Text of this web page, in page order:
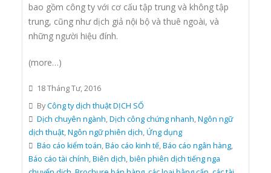
bao gồm công ty với cơ cấu tập trung và không tập
trung, cũng như dịch giả nội bộ và thuê ngoài, và
những người hiệu đính.
(more…)
18 Tháng Tư, 2016
ByCông ty dịch thuật DỊCH SỐ
Dịch chuyên ngành,Dịch công chứng nhanh,Ngôn ngữ
dịch thuật,Ngôn ngữ phiên dịch, Ứng dụng
Báo cáo kiểm toán,Báo cáo kinh tế,Báo cáo ngân hàng,
Báo cáo tài chính,Biên dịch,biên phiên dịch tiếng nga